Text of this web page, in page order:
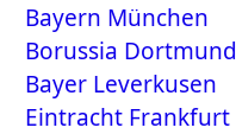
Bayern München
Borussia Dortmund
Bayer Leverkusen
Eintracht Frankfurt